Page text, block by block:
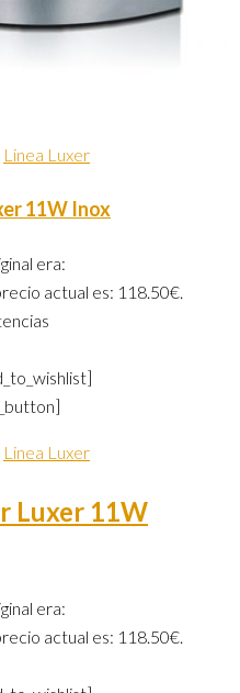
Linea Luxer
11W Inox
era:
actual es: 118.50€.
Linea Luxer
Luxer 11W
era:
actual es: 118.50€.